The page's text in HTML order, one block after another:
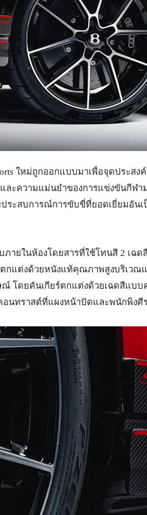
ใหม่ถูกออกแบบมาเพื่อจุดประสง
ละความแม่นยำของการแข่งขันกีฬ
ระสบการณ์การขับขี่ที่ยอดเยี่ยมอัน
ายในห้องโดยสารที่ใช้โทนสี 2 เฉด
กแต่งด้วยหนังแท้คุณภาพสูงบริเวณ
ณ์ โดยคันเกียร์ตกแต่งด้วยเฉดสีแบ
นทราสต์ที่แผงหน้าปัดและพนักพิงศี